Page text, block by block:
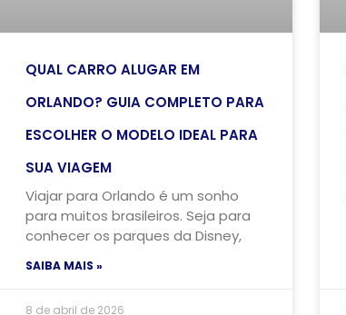
QUAL CARRO ALUGAR EM
ORLANDO? GUIA COMPLETO PARA
ESCOLHER O MODELO IDEAL PARA
SUA VIAGEM
Viajar para Orlando é um sonho
para muitos brasileiros. Seja para
conhecer os parques da Disney,
SAIBA MAIS »
8 de abril de 2026